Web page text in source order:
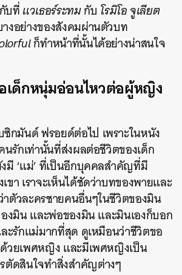
บที่แวเธอร์ระทมกับ โรมิโอ จูเลียต
งอย่างของสังคมผ่านตัวบท
ก็ทำหน้าที่นั้นได้อย่างน่าสนใจ
เด็กหนุ่มอ่อนไหวต่อผู้หญิง
ซิกมันด์ ฟรอยด์ต่อไป เพราะในหนัง
นรักเท่านั้นที่ส่งผลต่อชีวิตของเด็ก
มี ‘แม่’ ที่เป็นอีกบุคคลสำคัญที่มี
า เราจะเห็นได้ชัดว่าบทของพายและ
ตัวละครชายคนอื่นๆในชีวิตของมิน
งมิน และพ่อของมิน และมินเองก็บอก
ะรักแม่มากที่สุด ดูเหมือนว่าชีวิตขอ
วยเพศหญิง และมีเพศหญิงเป็น
ตัดสินใจทำสิ่งสำคัญต่างๆ